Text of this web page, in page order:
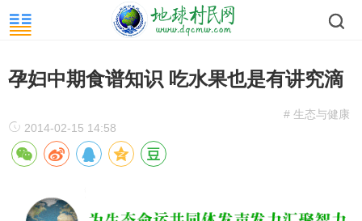
孕妇中期食谱知识 吃水果也是有讲究滴
# 生态与健康
2014-02-15 14:58